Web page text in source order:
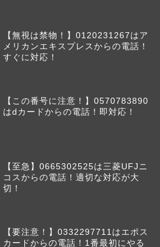
【無視は禁物！】0120231267はア
メリカンエキスプレスからの電話！
すぐに対応！
【この番号に注意！】0570783890
はdカードからの電話！即対応！
【至急】0665302525は三菱UFJニ
コスからの電話！適切な対応が大
切！
【要注意！】0332297711はエポス
カードからの電話！1番最初にやる